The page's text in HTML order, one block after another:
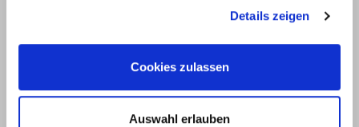
Details zeigen
Cookies zulassen
Auswahl erlauben